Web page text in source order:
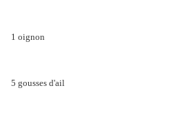
1 oignon
5 gousses d'ail